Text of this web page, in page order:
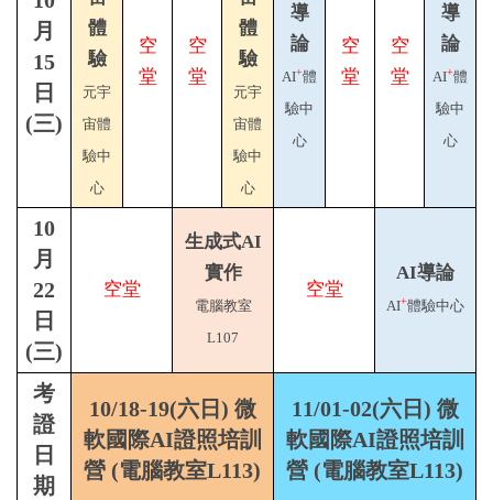
月
15
日
(三)
體
驗
元宇
宙體
驗中
心
空
堂
空
堂
體
驗
元宇
宙體
驗中
心
導
論
AI+體
驗中
心
空
堂
空
堂
導
論
AI+體
驗中
心
10
月
22
日
(三)
空堂
生成式AI
實作
電腦教室
L107
空堂
AI導論
AI+體驗中心
考
證
日
期
10/18-19(六日) 微
軟國際AI證照培訓
營 (電腦教室L113)
11/01-02(六日) 微
軟國際AI證照培訓
營 (電腦教室L113)